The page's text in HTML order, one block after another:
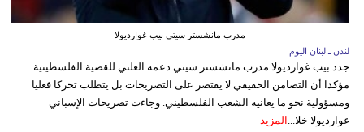
مدرب مانشستر سيتي بيب غوارديولا
لندن ـ لبنان اليوم
جدد بيب غوارديولا مدرب مانشستر سيتي دعمه العلني للقضية الفلسطينية
مؤكدا أن التضامن الحقيقي لا يقتصر على التصريحات بل يتطلب تحركا فعليا
ومسؤولية نحو ما يعانيه الشعب الفلسطيني. وجاءت تصريحات الإسباني
غوارديولا خلا... المزيد